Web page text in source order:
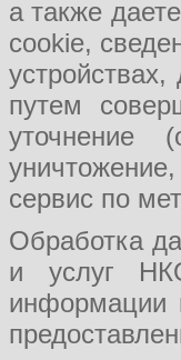
а также
cookie,
путем
уточнение
сервис по
Обработка
и услуг
информации